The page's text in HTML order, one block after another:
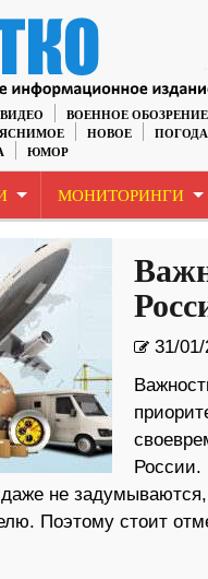
ВИДЕО ВОЕННОЕ ОБОЗРЕНИЕ
НОВОЕ ПОГОДА
ЮМОР
МОНИТОРИНГИ
31/01/
России.
не задумываются,
Поэтому стоит